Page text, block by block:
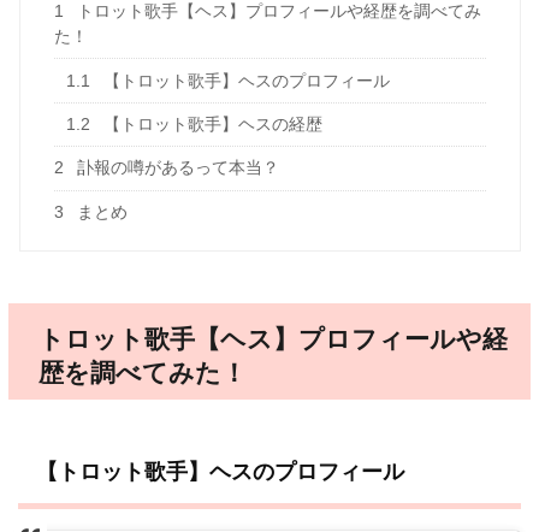
1
トロット歌手【ヘス】プロフィールや経歴を調べてみ
た！
1.1 【トロット歌手】ヘスのプロフィール
1.2 【トロット歌手】ヘスの経歴
2 訃報の噂があるって本当？
3 まとめ
トロット歌手【ヘス】プロフィールや経
歴を調べてみた！
【トロット歌手】ヘスのプロフィール